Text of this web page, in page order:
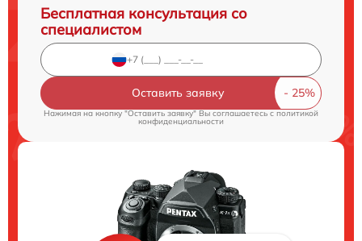
Бесплатная консультация со
специалистом
Оставить заявку
Нажимая на кнопку "Оставить заявку" Вы соглашаетесь cполитикой
конфиденциальности